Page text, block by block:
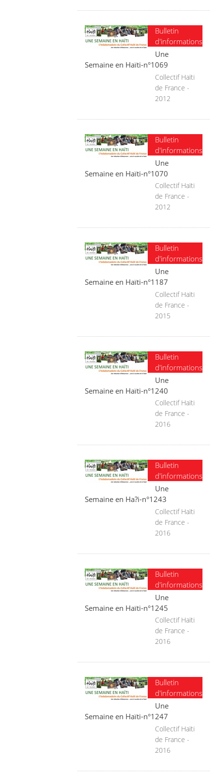
Bulletin
d'informations
Une
Semaine en Haïti-n°1069
Collectif Haïti
de France -
2012
Bulletin
d'informations
Une
Semaine en Haïti-n°1070
Collectif Haïti
de France -
2012
Bulletin
d'informations
Une
Semaine en Haïti-n°1187
Collectif Haïti
de France -
2015
Bulletin
d'informations
Une
Semaine en Haïti-n°1240
Collectif Haïti
de France -
2016
Bulletin
d'informations
Une
Semaine en Ha?i-n°1243
Collectif Haïti
de France -
2016
Bulletin
d'informations
Une
Semaine en Haïti-n°1245
Collectif Haïti
de France -
2016
Bulletin
d'informations
Une
Semaine en Haïti-n°1247
Collectif Haïti
de France -
2016